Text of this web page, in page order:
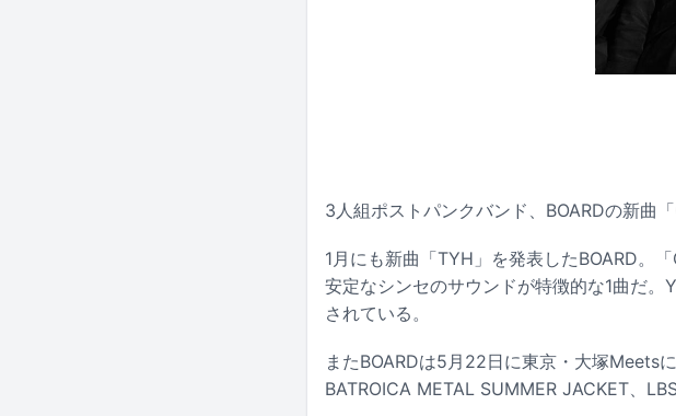
3人組ポストパンクバンド、BOARDの新曲
1月にも新曲「TYH」を発表したBOARD。
安定なシンセのサウンドが特徴的な1曲だ
されている。
またBOARDは5月22日に東京・大塚Meets
BATROICA METAL SUMMER JACKET、